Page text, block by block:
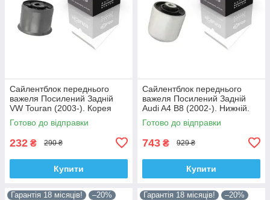
Сайлентблок переднього
важеля Посилений Задній
VW Touran (2003-). Корея
ACSUSS! 34559 , JBU602 ,
VKDS331037
Готово до відправки
232 ₴ 290 ₴
Купити
Сайлентблок переднього
важеля Посилений Задній
Audi A4 B8 (2002-). Нижній.
Корея ACSUSS! 4H0407183 ,
TD1247W , VKDS331074
Готово до відправки
743 ₴ 929 ₴
Купити
Гарантія 18 місяців!
–20%
Гарантія 18 місяців!
–20%